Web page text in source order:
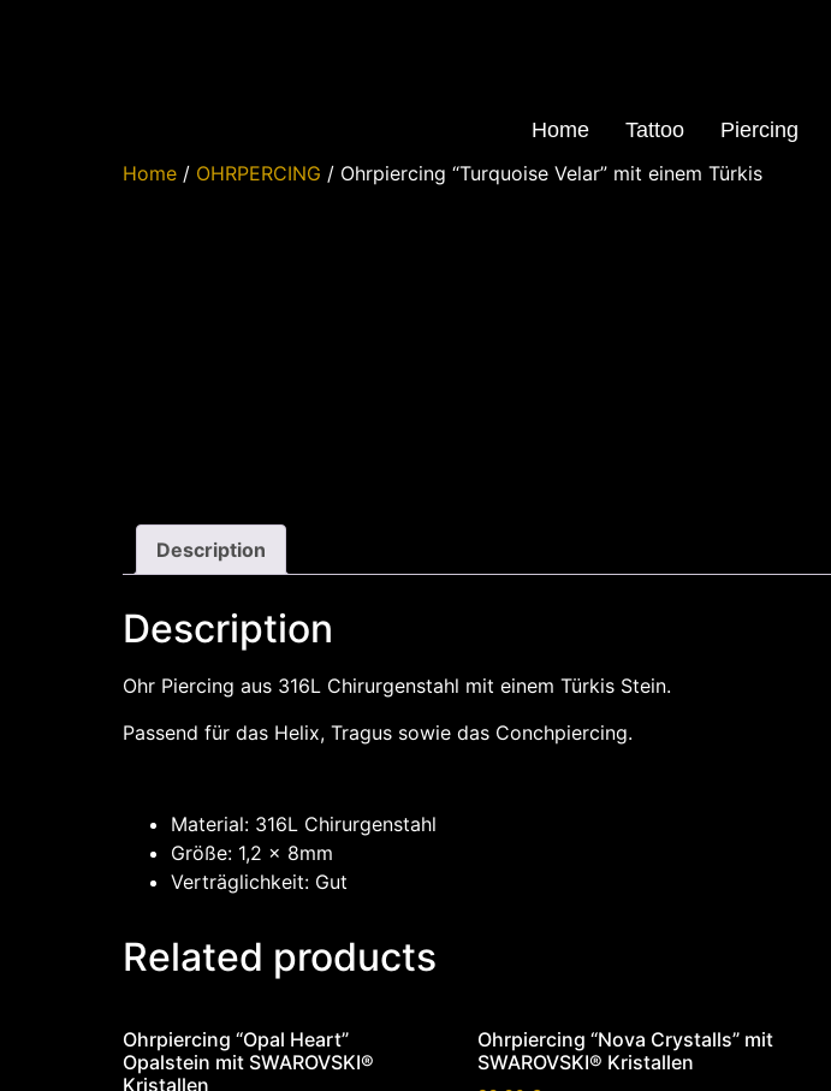
Home Tattoo Piercing
Home / OHRPERCING / Ohrpiercing “Turquoise Velar” mit einem Türkis
Description
Description
Ohr Piercing aus 316L Chirurgenstahl mit einem Türkis Stein.
Passend für das Helix, Tragus sowie das Conchpiercing.
Material: 316L Chirurgenstahl
Größe: 1,2 x 8mm
Verträglichkeit: Gut
Related products
Ohrpiercing “Opal Heart”
Opalstein mit SWAROVSKI®
Kristallen
Ohrpiercing “Nova Crystalls” mit
SWAROVSKI® Kristallen